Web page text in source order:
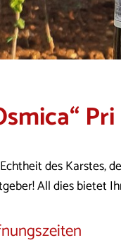
des Karstes,
All dies bietet